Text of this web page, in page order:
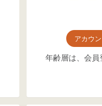
アカウ
年齢層は、会